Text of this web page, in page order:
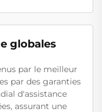
globales
par le meilleur
par des garanties
d'assistance
assurant une